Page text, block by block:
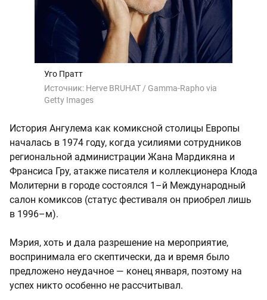
Уго Пратт
Источник: Herve BRUHAT / Gamma-Rapho via
Getty Images
История Ангулема как комиксной столицы Европы
началась в 1974 году, когда усилиями сотрудников
региональной администрации Жана Мардикяна и
Франсиса Гру, атакже писателя и коллекционера Клода
Молитерни в городе состоялся 1–й Международный
салон комиксов (статус фестиваля он приобрел лишь
в 1996–м).
Мэрия, хоть и дала разрешение на мероприятие,
воспринимала его скептически, да и время было
предложено неудачное — конец января, поэтому на
успех никто особенно не рассчитывал.